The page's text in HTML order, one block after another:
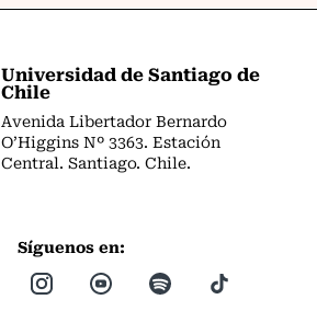
Universidad de Santiago de
Chile
Avenida Libertador Bernardo
O’Higgins Nº 3363. Estación
Central. Santiago. Chile.
Síguenos en: